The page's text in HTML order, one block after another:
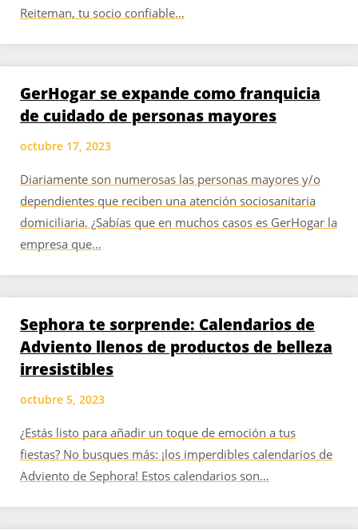
Reiteman, tu socio confiable…
GerHogar se expande como franquicia
de cuidado de personas mayores
octubre 17, 2023
Diariamente son numerosas las personas mayores y/o
dependientes que reciben una atención sociosanitaria
domiciliaria. ¿Sabías que en muchos casos es GerHogar la
empresa que…
Sephora te sorprende: Calendarios de
Adviento llenos de productos de belleza
irresistibles
octubre 5, 2023
¿Estás listo para añadir un toque de emoción a tus
fiestas? No busques más: ¡los imperdibles calendarios de
Adviento de Sephora! Estos calendarios son…